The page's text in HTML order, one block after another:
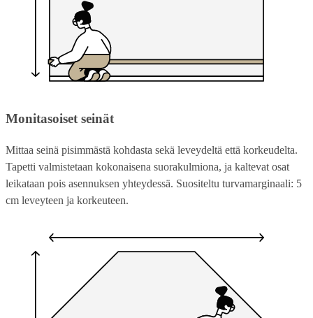
Monitasoiset seinät
Mittaa seinä pisimmästä kohdasta sekä leveydeltä että korkeudelta.
Tapetti valmistetaan kokonaisena suorakulmiona, ja kaltevat osat
leikataan pois asennuksen yhteydessä. Suositeltu turvamarginaali: 5
cm leveyteen ja korkeuteen.